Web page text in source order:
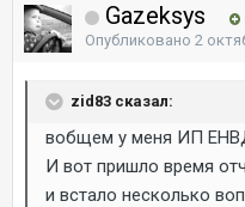
Gazeksys
Опубликовано 2
zid83 сказал:
вобщем у меня ИП
И вот пришло время
и встало несколько